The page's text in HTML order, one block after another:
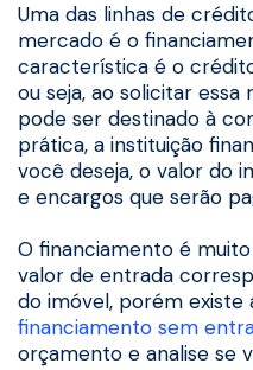
Uma das linhas de
mercado é o
característica é o
ou seja, ao solicitar
pode ser destinado à
prática, a instituição
você deseja, o valor do
e encargos que serão
O financiamento é
valor de entrada
do imóvel, porém existe
financiamento sem
orçamento e analise se